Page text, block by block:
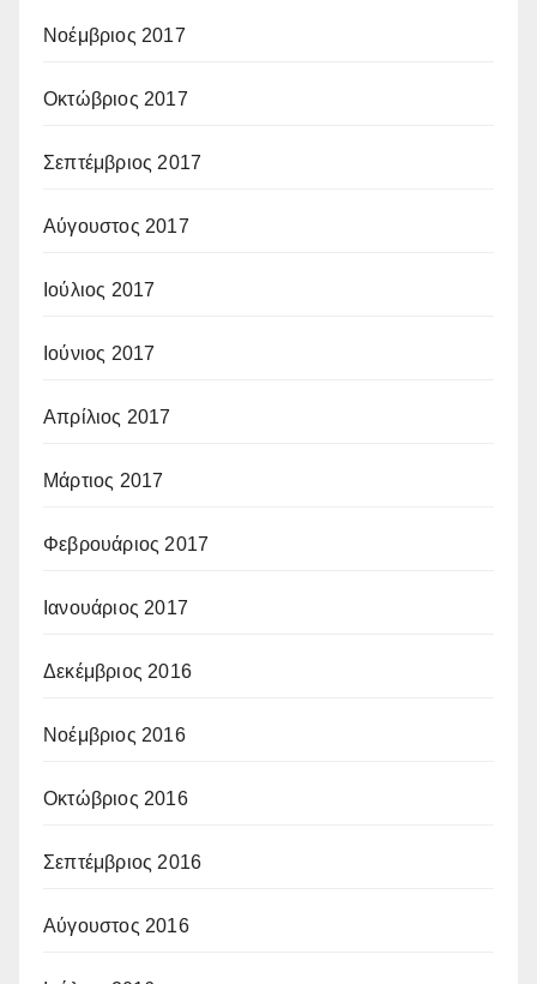
Νοέμβριος 2017
Οκτώβριος 2017
Σεπτέμβριος 2017
Αύγουστος 2017
Ιούλιος 2017
Ιούνιος 2017
Απρίλιος 2017
Μάρτιος 2017
Φεβρουάριος 2017
Ιανουάριος 2017
Δεκέμβριος 2016
Νοέμβριος 2016
Οκτώβριος 2016
Σεπτέμβριος 2016
Αύγουστος 2016